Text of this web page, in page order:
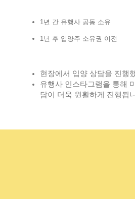
1년 간 유행사 공동 소유
1년 후 입양주 소유권 이전
현장에서 입양 상담을 진행
유행사 인스타그램을 통해
담이 더욱 원활하게 진행됩